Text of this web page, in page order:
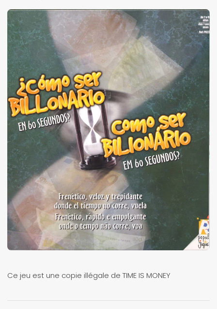
Ce jeu est une copie illégale de TIME IS MONEY